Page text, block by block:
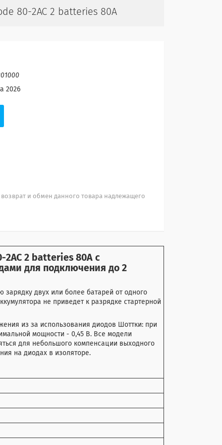
80-2AC 2 batteries 80A
2026
и обмен данного товара надлежащего
2AC 2 batteries 80A с
для подключения до 2
двух или более батарей от одного
не приведет к разрядке стартерной
из за использования диодов Шоттки: при
мощности - 0,45 В. Все модели
для небольшого компенсации выходного
на диодах в изоляторе.